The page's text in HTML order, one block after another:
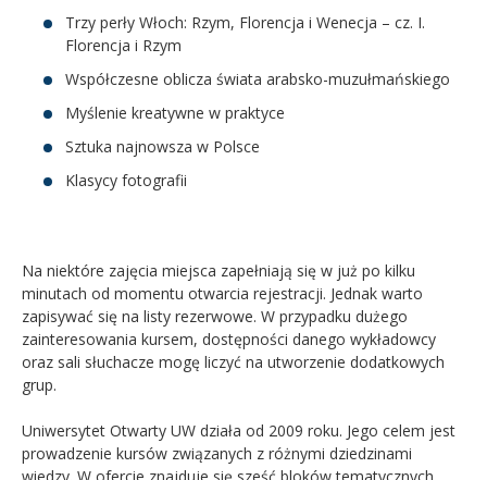
Trzy perły Włoch: Rzym, Florencja i Wenecja – cz. I.
Florencja i Rzym
Współczesne oblicza świata arabsko-muzułmańskiego
Myślenie kreatywne w praktyce
Sztuka najnowsza w Polsce
Klasycy fotografii
Na niektóre zajęcia miejsca zapełniają się w już po kilku
minutach od momentu otwarcia rejestracji. Jednak warto
zapisywać się na listy rezerwowe. W przypadku dużego
zainteresowania kursem, dostępności danego wykładowcy
oraz sali słuchacze mogę liczyć na utworzenie dodatkowych
grup.
Uniwersytet Otwarty UW działa od 2009 roku. Jego celem jest
prowadzenie kursów związanych z różnymi dziedzinami
wiedzy. W ofercie znajduje się sześć bloków tematycznych